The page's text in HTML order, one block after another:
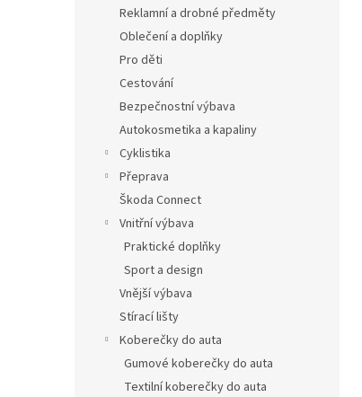
Reklamní a drobné předměty
Oblečení a doplňky
Pro děti
Cestování
Bezpečnostní výbava
Autokosmetika a kapaliny
Cyklistika
Přeprava
Škoda Connect
Vnitřní výbava
Praktické doplňky
Sport a design
Vnější výbava
Stírací lišty
Koberečky do auta
Gumové koberečky do auta
Textilní koberečky do auta